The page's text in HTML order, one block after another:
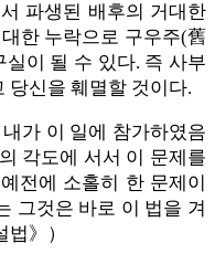
파생된 배후의 거대한
한 누락으로 구우주(舊
이 될 수 있다. 즉 사부
당신을 훼멸할 것이다.
가 이 일에 참가하였음
각도에 서서 이 문제를
전에 소홀히 한 문제이
그것은 바로 이 법을 겨
》）